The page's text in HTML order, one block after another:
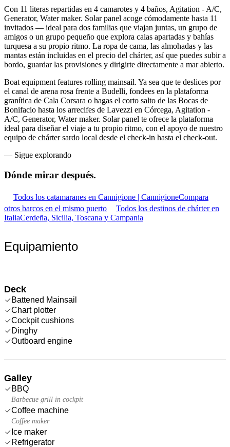
Con 11 literas repartidas en 4 camarotes y 4 baños, Agitation - A/C,
Generator, Water maker. Solar panel acoge cómodamente hasta 11
invitados — ideal para dos familias que viajan juntas, un grupo de
amigos o un grupo pequeño que explora calas apartadas y bahías
turquesa a su propio ritmo. La ropa de cama, las almohadas y las
mantas están incluidas en el precio del chárter, así que puedes subir a
bordo, guardar las provisiones y dirigirte directamente a mar abierto.
Boat equipment features rolling mainsail. Ya sea que te deslices por
el canal de arena rosa frente a Budelli, fondees en la plataforma
granítica de Cala Corsara o hagas el corto salto de las Bocas de
Bonifacio hasta los arrecifes de Lavezzi en Córcega, Agitation -
A/C, Generator, Water maker. Solar panel te ofrece la plataforma
ideal para diseñar el viaje a tu propio ritmo, con el apoyo de nuestro
equipo de chárter sardo local desde el check-in hasta el check-out.
— Sigue explorando
Dónde mirar después.
Todos los catamaranes en Cannigione | CannigioneCompara
otros barcos en el mismo puerto
Todos los destinos de chárter en
ItaliaCerdeña, Sicilia, Toscana y Campania
Equipamiento
Deck
Battened Mainsail
Chart plotter
Cockpit cushions
Dinghy
Outboard engine
Galley
BBQ
Barbecue grill in cockpit
Coffee machine
Coffee maker
Ice maker
Refrigerator